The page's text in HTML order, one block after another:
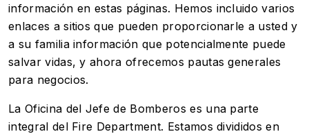
información en estas páginas. Hemos incluido varios
enlaces a sitios que pueden proporcionarle a usted y
a su familia información que potencialmente puede
salvar vidas, y ahora ofrecemos pautas generales
para negocios.
La Oficina del Jefe de Bomberos es una parte
integral del Fire Department. Estamos divididos en